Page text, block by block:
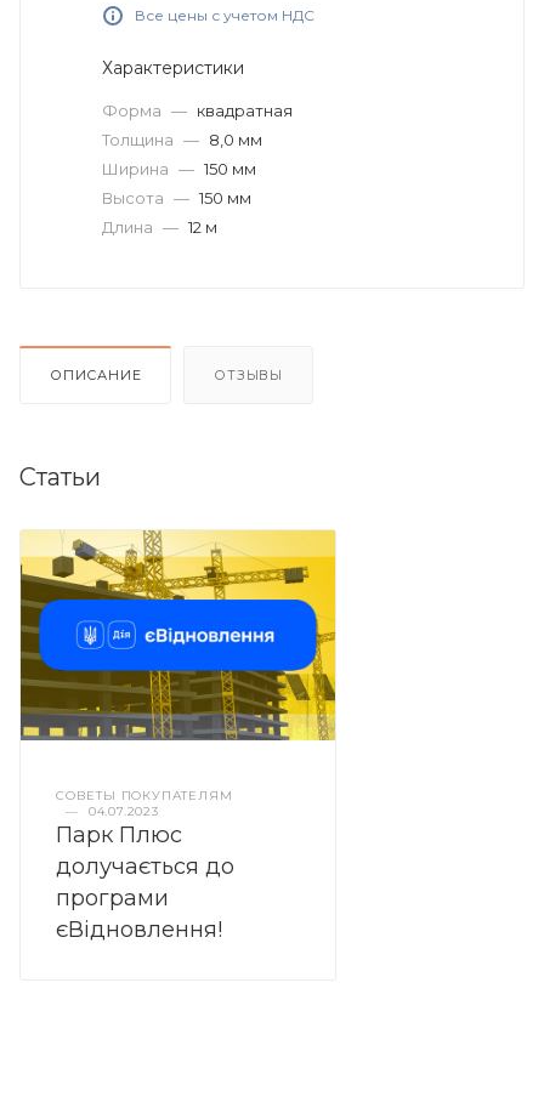
Все цены с учетом НДС
Характеристики
Форма — квадратная
Толщина — 8,0 мм
Ширина — 150 мм
Высота — 150 мм
Длина — 12 м
ОПИСАНИЕ ОТЗЫВЫ
Статьи
СОВЕТЫ ПОКУПАТЕЛЯМ
—
04.07.2023
Парк Плюс
долучається до
програми
єВідновлення!